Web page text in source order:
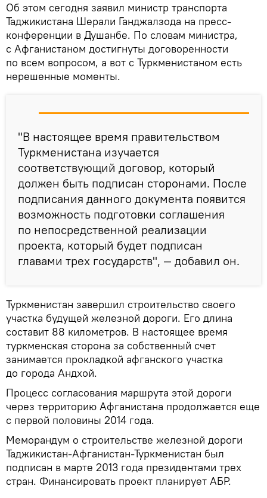
Об этом сегодня заявил министр транспорта
Таджикистана Шерали Ганджалзода на пресс-
конференции в Душанбе. По словам министра,
с Афганистаном достигнуты договоренности
по всем вопросом, а вот с Туркменистаном есть
нерешенные моменты.
"В настоящее время правительством
Туркменистана изучается
соответствующий договор, который
должен быть подписан сторонами. После
подписания данного документа появится
возможность подготовки соглашения
по непосредственной реализации
проекта, который будет подписан
главами трех государств", — добавил он.
Туркменистан завершил строительство своего
участка будущей железной дороги. Его длина
составит 88 километров. В настоящее время
туркменская сторона за собственный счет
занимается прокладкой афганского участка
до города Андхой.
Процесс согласования маршрута этой дороги
через территорию Афганистана продолжается еще
с первой половины 2014 года.
Меморандум о строительстве железной дороги
Таджикистан-Афганистан-Туркменистан был
подписан в марте 2013 года президентами трех
стран. Финансировать проект планирует АБР.